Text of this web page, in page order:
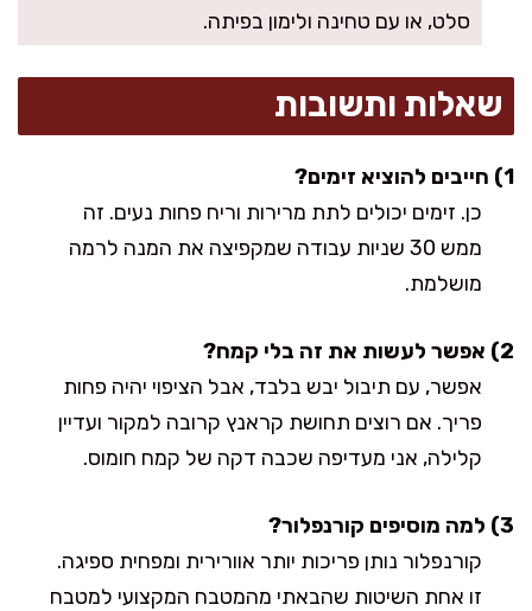
סלט, או עם טחינה ולימון בפיתה.
שאלות ותשובות
1) חייבים להוציא זימים?
כן. זימים יכולים לתת מרירות וריח פחות נעים. זה
ממש 30 שניות עבודה שמקפיצה את המנה לרמה
מושלמת.
2) אפשר לעשות את זה בלי קמח?
אפשר, עם תיבול יבש בלבד, אבל הציפוי יהיה פחות
פריך. אם רוצים תחושת קראנץ קרובה למקור ועדיין
קלילה, אני מעדיפה שכבה דקה של קמח חומוס.
3) למה מוסיפים קורנפלור?
קורנפלור נותן פריכות יותר אוורירית ומפחית ספיגה.
זו אחת השיטות שהבאתי מהמטבח המקצועי למטבח